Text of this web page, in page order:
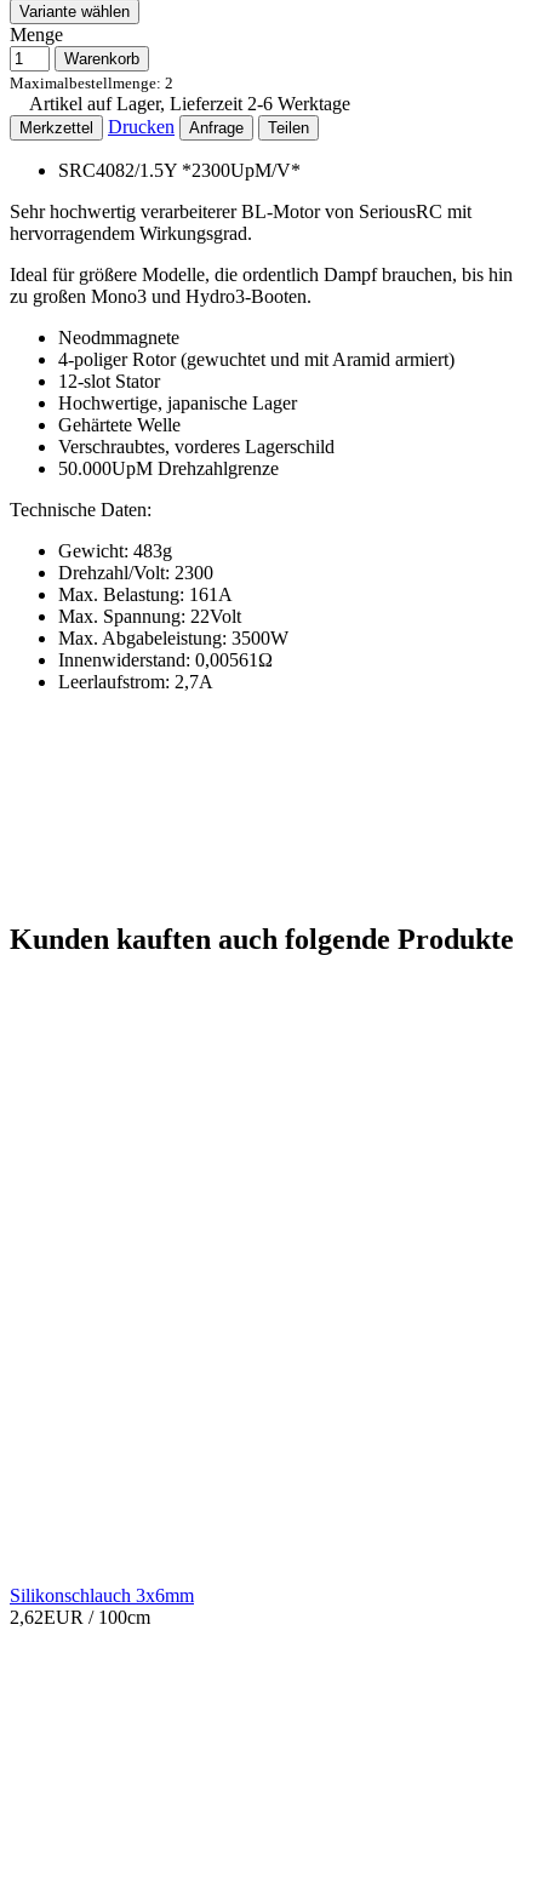
Variante wählen
Menge
Warenkorb
Maximalbestellmenge: 2
Artikel auf Lager, Lieferzeit 2-6 Werktage
Merkzettel Drucken Anfrage Teilen
SRC4082/1.5Y *2300UpM/V*
Sehr hochwertig verarbeiterer BL-Motor von SeriousRC mit
hervorragendem Wirkungsgrad.
Ideal für größere Modelle, die ordentlich Dampf brauchen, bis hin
zu großen Mono3 und Hydro3-Booten.
Neodmmagnete
4-poliger Rotor (gewuchtet und mit Aramid armiert)
12-slot Stator
Hochwertige, japanische Lager
Gehärtete Welle
Verschraubtes, vorderes Lagerschild
50.000UpM Drehzahlgrenze
Technische Daten:
Gewicht: 483g
Drehzahl/Volt: 2300
Max. Belastung: 161A
Max. Spannung: 22Volt
Max. Abgabeleistung: 3500W
Innenwiderstand: 0,00561Ω
Leerlaufstrom: 2,7A
Kunden kauften auch folgende Produkte
Silikonschlauch 3x6mm
2,62EUR / 100cm